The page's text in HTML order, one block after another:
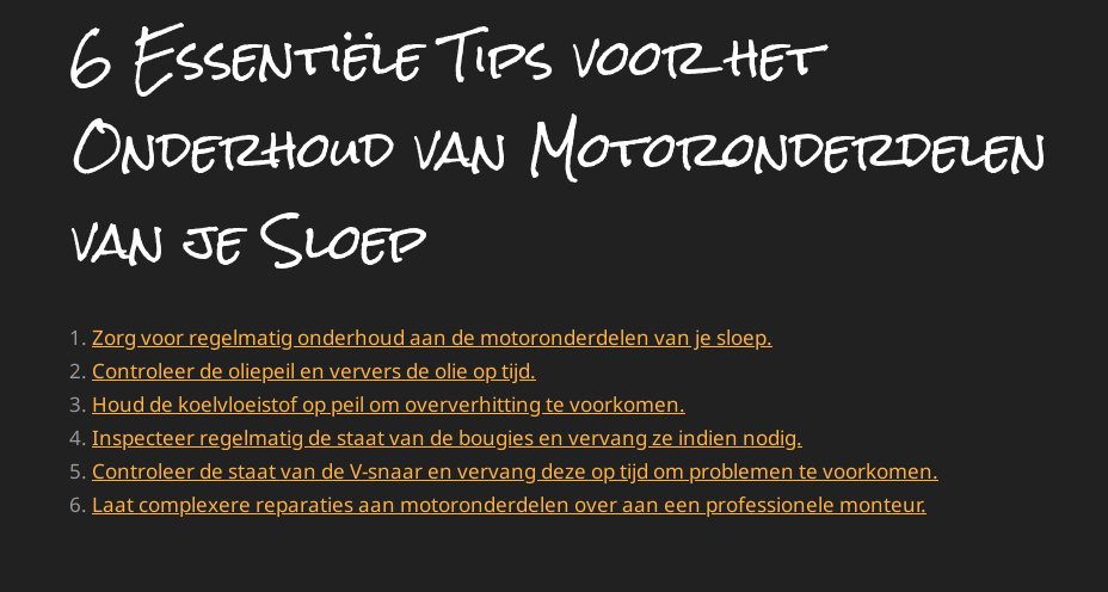
6 Essentiële Tips voor het
Onderhoud van Motoronderdelen
van je Sloep
Zorg voor regelmatig onderhoud aan de motoronderdelen van je sloep.
Controleer de oliepeil en ververs de olie op tijd.
Houd de koelvloeistof op peil om oververhitting te voorkomen.
Inspecteer regelmatig de staat van de bougies en vervang ze indien nodig.
Controleer de staat van de V-snaar en vervang deze op tijd om problemen te voorkomen.
Laat complexere reparaties aan motoronderdelen over aan een professionele monteur.